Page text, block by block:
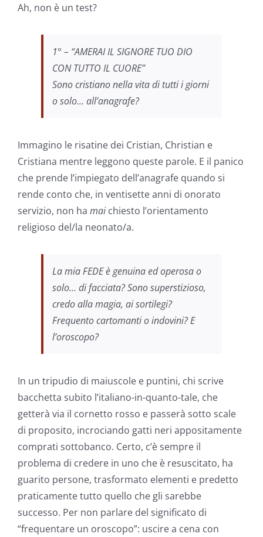
Ah, non è un test?
1° – “AMERAI IL SIGNORE TUO DIO
CON TUTTO IL CUORE”
Sono cristiano nella vita di tutti i giorni
o solo… all’anagrafe?
Immagino le risatine dei Cristian, Christian e
Cristiana mentre leggono queste parole. E il panico
che prende l’impiegato dell’anagrafe quando si
rende conto che, in ventisette anni di onorato
servizio, non ha mai chiesto l’orientamento
religioso del/la neonato/a.
La mia FEDE è genuina ed operosa o
solo… di facciata? Sono superstizioso,
credo alla magia, ai sortilegi?
Frequento cartomanti o indovini? E
l’oroscopo?
In un tripudio di maiuscole e puntini, chi scrive
bacchetta subito l’italiano-in-quanto-tale, che
getterà via il cornetto rosso e passerà sotto scale
di proposito, incrociando gatti neri appositamente
comprati sottobanco. Certo, c’è sempre il
problema di credere in uno che è resuscitato, ha
guarito persone, trasformato elementi e predetto
praticamente tutto quello che gli sarebbe
successo. Per non parlare del significato di
“frequentare un oroscopo”: uscire a cena con